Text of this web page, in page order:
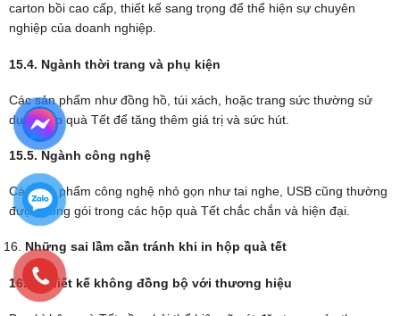
carton bồi cao cấp, thiết kế sang trọng để thể hiện sự chuyên
nghiệp của doanh nghiệp.
15.4. Ngành thời trang và phụ kiện
Các sản phẩm như đồng hồ, túi xách, hoặc trang sức thường sử
dụng hộp quà Tết để tăng thêm giá trị và sức hút.
15.5. Ngành công nghệ
Các sản phẩm công nghệ nhỏ gọn như tai nghe, USB cũng thường
được đóng gói trong các hộp quà Tết chắc chắn và hiện đại.
Những sai lầm cần tránh khi in hộp quà tết
16.1. Thiết kế không đồng bộ với thương hiệu